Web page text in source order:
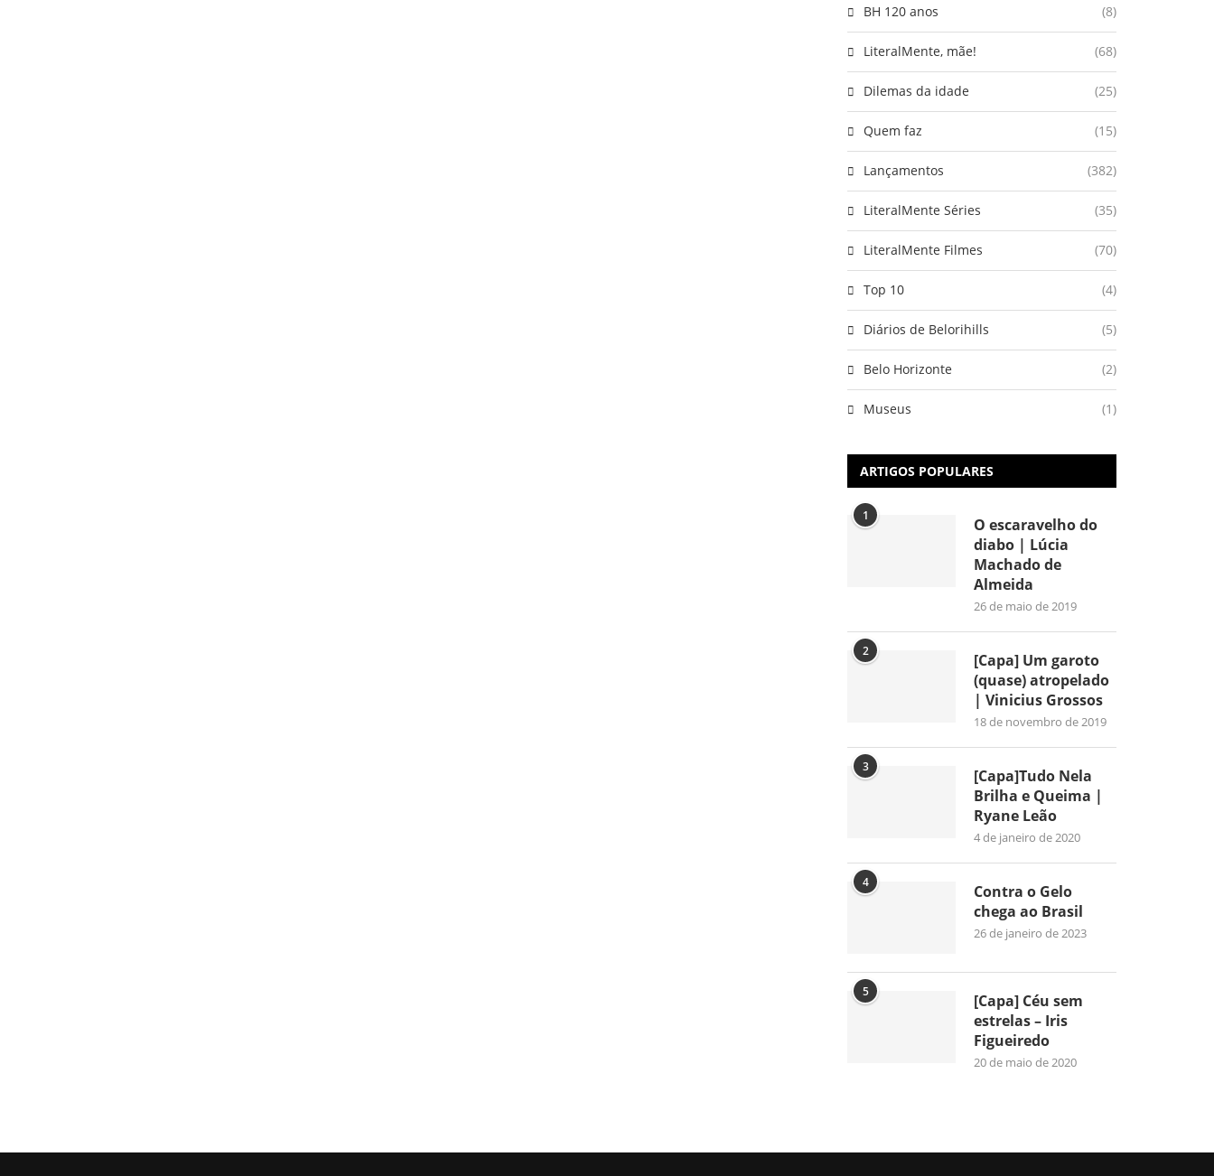
BH 120 anos (8)
LiteralMente, mãe! (68)
Dilemas da idade (25)
Quem faz (15)
Lançamentos (382)
LiteralMente Séries (35)
LiteralMente Filmes (70)
Top 10 (4)
Diários de Belorihills (5)
Belo Horizonte (2)
Museus (1)
ARTIGOS POPULARES
1
O escaravelho do
diabo | Lúcia
Machado de
Almeida
26 de maio de 2019
2
[Capa] Um garoto
(quase) atropelado
| Vinicius Grossos
18 de novembro de 2019
3
[Capa]Tudo Nela
Brilha e Queima |
Ryane Leão
4 de janeiro de 2020
4
Contra o Gelo
chega ao Brasil
26 de janeiro de 2023
5
[Capa] Céu sem
estrelas – Iris
Figueiredo
20 de maio de 2020